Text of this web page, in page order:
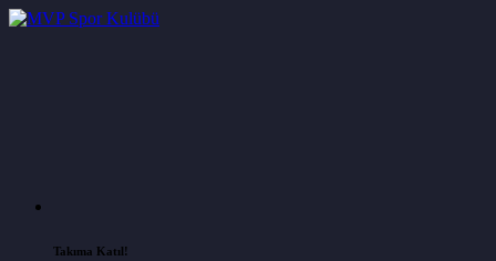
Takıma Katıl!